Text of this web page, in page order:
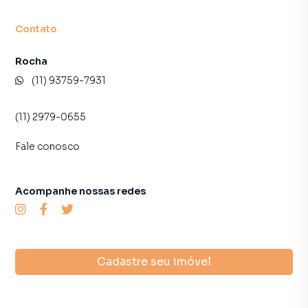
Contato
Rocha
(11) 93759-7931
(11) 2979-0655
Fale conosco
Cadastre seu imóvel
Acompanhe nossas redes